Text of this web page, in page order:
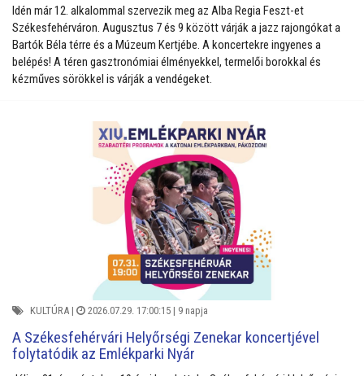
Idén már 12. alkalommal szervezik meg az Alba Regia Feszt-et
Székesfehérváron. Augusztus 7 és 9 között várják a jazz rajongókat a
Bartók Béla térre és a Múzeum Kertjébe. A koncertekre ingyenes a
belépés! A téren gasztronómiai élményekkel, termelői borokkal és
kézműves sörökkel is várják a vendégeket.
KULTÚRA | 2026.07.29. 17:00:15 | 9 napja
A Székesfehérvári Helyőrségi Zenekar koncertjével
folytatódik az Emlékparki Nyár